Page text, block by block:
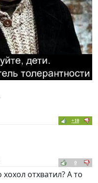
+10
0
отхватил? А то